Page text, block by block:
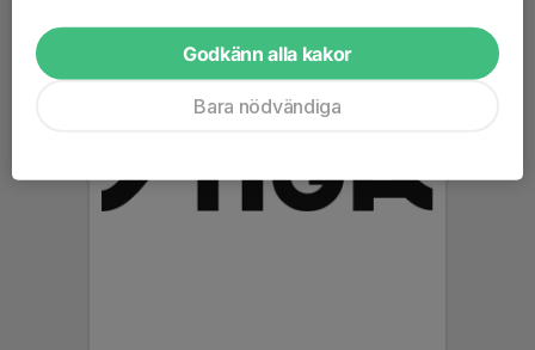
Godkänn alla kakor
Bara nödvändiga